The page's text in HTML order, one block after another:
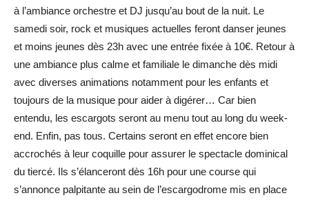
à l’ambiance orchestre et DJ jusqu’au bout de la nuit. Le
samedi soir, rock et musiques actuelles feront danser jeunes
et moins jeunes dès 23h avec une entrée fixée à 10€. Retour à
une ambiance plus calme et familiale le dimanche dès midi
avec diverses animations notamment pour les enfants et
toujours de la musique pour aider à digérer… Car bien
entendu, les escargots seront au menu tout au long du week-
end. Enfin, pas tous. Certains seront en effet encore bien
accrochés à leur coquille pour assurer le spectacle dominical
du tiercé. Ils s’élanceront dès 16h pour une course qui
s’annonce palpitante au sein de l’escargodrome mis en place